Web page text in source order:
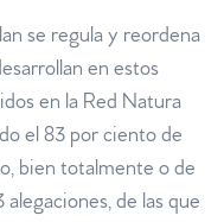
se regula y reordena
en estos
en la Red Natura
el 83 por ciento de
bien totalmente o de
de las que